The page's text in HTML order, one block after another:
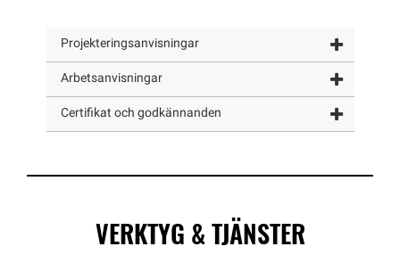
Projekteringsanvisningar
Arbetsanvisningar
Certifikat och godkännanden
VERKTYG & TJÄNSTER